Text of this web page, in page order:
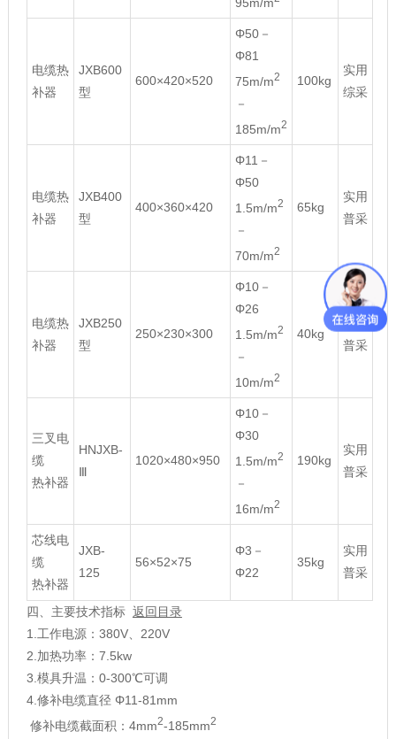
电缆热
补器
JXB600
型
600×420×520
Φ50－
Φ81
75m/m2
－
185m/m2
100kg
实用
综采
电缆热
补器
JXB400
型
400×360×420
Φ11－
Φ50
1.5m/m2
－
70m/m2
65kg
实用
普采
电缆热
补器
JXB250
型
250×230×300
Φ10－
Φ26
1.5m/m2
－
10m/m2
40kg
实用
普采
三叉电
缆
热补器
HNJXB-
Ⅲ
1020×480×950
Φ10－
Φ30
1.5m/m2
－
16m/m2
190kg
实用
普采
芯线电
缆
热补器
JXB-
125
56×52×75
Φ3－
Φ22
35kg
实用
普采
四、主要技术指标 返回目录
1.工作电源：380V、220V
2.加热功率：7.5kw
3.模具升温：0-300℃可调
4.修补电缆直径 Φ11-81mm
修补电缆截面积：4mm2-185mm2